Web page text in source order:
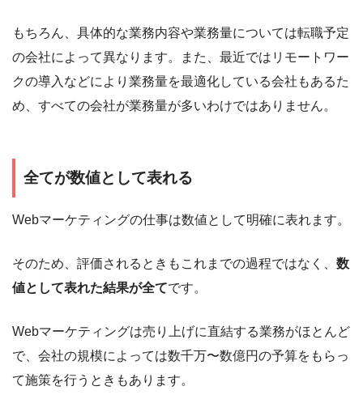
もちろん、具体的な業務内容や業務量については転職予定
の会社によって異なります。また、最近ではリモートワー
クの導入などにより業務量を最適化している会社もあるた
め、すべての会社が業務量が多いわけではありません。
全てが数値として表れる
Webマーケティングの仕事は数値として明確に表れます。
そのため、評価されるときもこれまでの過程ではなく、 数
値として表れた結果が全てです。
Webマーケティングは売り上げに直結する業務がほとんど
で、会社の規模によっては数千万〜数億円の予算をもらっ
て施策を行うときもあります。